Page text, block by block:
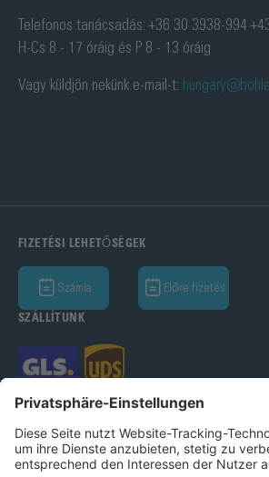
Telefonos tanácsadás: +36 30 3938-994
H-Cs 8 - 17 óráig és P 8 - 13 óráig
Vagy küldjön nekünk e-mail-t:
FIZETÉSI LEHETŐSÉGEK
Számla Előre fizetés
SZÁLLÍTUNK